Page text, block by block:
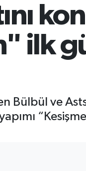
BİST100
13.703
%0
BITCOIN
64.475,47
ilk
Bülbül ve